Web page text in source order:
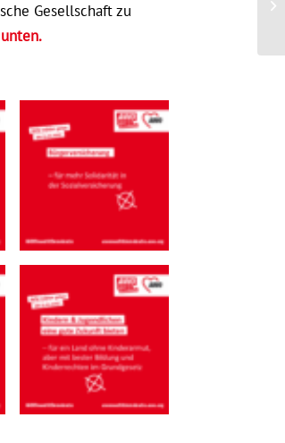
Gesellschaft zu